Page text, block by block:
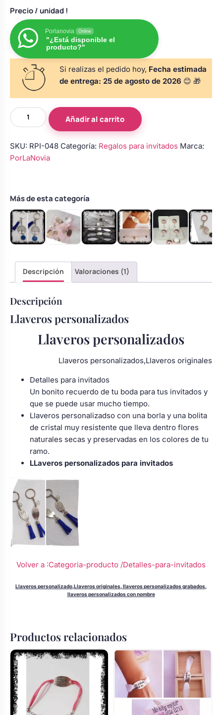
para arras
alianzas
porta alianzas
de boda
y pala tarta
damas de honor
bebé boda
floral coche
Perchas de comunión
personalizadas
Rasca y Gana para Comunión:
Sorpresas y Diversión
Detalles de comunión para invitados
Ver todo
Bolsos personalizados
Neceseres personalizados
Otros regalos
Precio/ unidad !
Porlanovia Online
"¿Está disponible el
producto?"
Si realizas el pedido hoy, Fecha estimada
de entrega: 25 de agosto de 2026 😊 🎁
personalizados
invitados
de
Modelo
cantidad
Añadir al carrito
SKU: RPI-048 Categoría: Regalos para invitados Marca:
PorLaNovia
Más de esta categoría
Descripción Valoraciones (1)
Descripción
Llaveros personalizados
Llaveros personalizados
Llaveros personalizados,Llaveros originales
Detalles para invitados
Un bonito recuerdo de tu boda para tus invitados y
que se puede usar mucho tiempo.
Llaveros personalizadso con una borla y una bolita
de cristal muy resistente que lleva dentro flores
naturales secas y preservadas en los colores de tu
ramo.
LLaveros personalizados para invitados
Volver a :Categoria-producto /Detalles-para-invitados
Llaveros personalizado,Llaveros originales, llaveros personalizados grabados,
llaveros personalizados con nombre
Productos relacionados